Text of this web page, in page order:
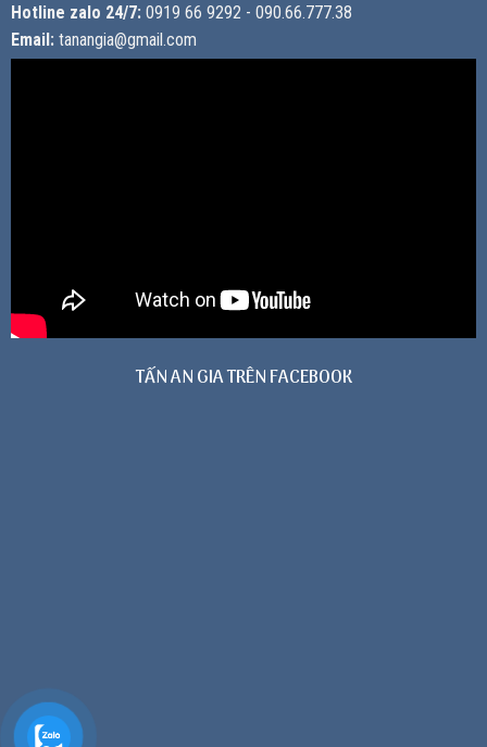
Hotline zalo 24/7: 0919 66 9292 - 090.66.777.38
Email: tanangia@gmail.com
TẤN AN GIA TRÊN FACEBOOK